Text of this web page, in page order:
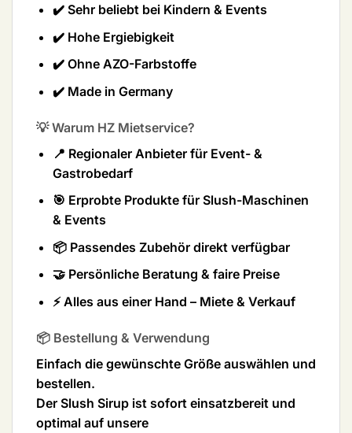
✔️ Sehr beliebt bei Kindern & Events
✔️ Hohe Ergiebigkeit
✔️ Ohne AZO-Farbstoffe
✔️ Made in Germany
💡 Warum HZ Mietservice?
📍 Regionaler Anbieter für Event- &
Gastrobedarf
🎯 Erprobte Produkte für Slush-Maschinen
& Events
📦 Passendes Zubehör direkt verfügbar
🤝 Persönliche Beratung & faire Preise
⚡ Alles aus einer Hand – Miete & Verkauf
📦 Bestellung & Verwendung
Einfach die gewünschte Größe auswählen und
bestellen.
Der Slush Sirup ist sofort einsatzbereit und
optimal auf unsere